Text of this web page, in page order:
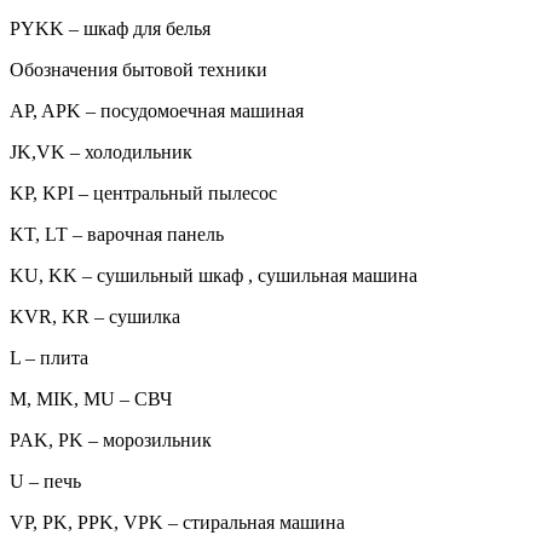
PYKK – шкаф для белья
Обозначения бытовой техники
AP, APK – посудомоечная машиная
JK,VK – холодильник
KP, KPI – центральный пылесос
KT, LT – варочная панель
KU, KK – сушильный шкаф , сушильная машина
KVR, KR – сушилка
L – плита
M, MIK, MU – СВЧ
PAK, PK – морозильник
U – печь
VP, PK, PPK, VPK – стиральная машина